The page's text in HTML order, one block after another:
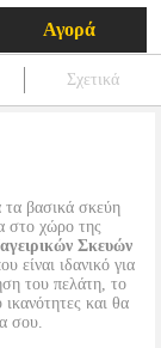
Αγορά
Σχετικά
τα βασικά σκεύη
στο χώρο της
Σκευών
είναι ιδανικό για
του πελάτη, το
και θα
σου.